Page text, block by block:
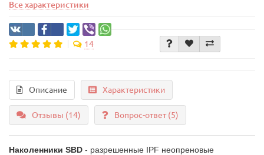
Все характеристики
14
Описание Характеристики
Отзывы (14) Вопрос-ответ(5)
Наколенники SBD - разрешенные IPF неопреновые